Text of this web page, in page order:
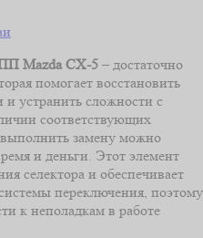
Mazdа CX-5 – достаточно
помогает восстановить
устранить сложности с
соответствующих
замену можно
и деньги. Этот элемент
селектора и обеспечивает
переключения, поэтому
к неполадкам в работе